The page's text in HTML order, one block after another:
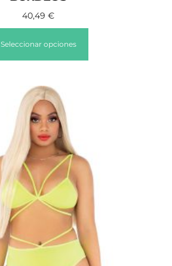
40,49 €
Seleccionar opciones